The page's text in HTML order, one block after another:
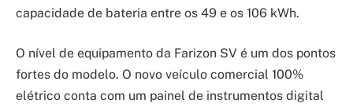
capacidade de bateria entre os 49 e os 106 kWh.
O nível de equipamento da Farizon SV é um dos pontos
fortes do modelo. O novo veículo comercial 100%
elétrico conta com um painel de instrumentos digital